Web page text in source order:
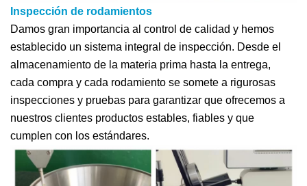
Inspección de rodamientos
Damos gran importancia al control de calidad y hemos
establecido un sistema integral de inspección. Desde el
almacenamiento de la materia prima hasta la entrega,
cada compra y cada rodamiento se somete a rigurosas
inspecciones y pruebas para garantizar que ofrecemos a
nuestros clientes productos estables, fiables y que
cumplen con los estándares.